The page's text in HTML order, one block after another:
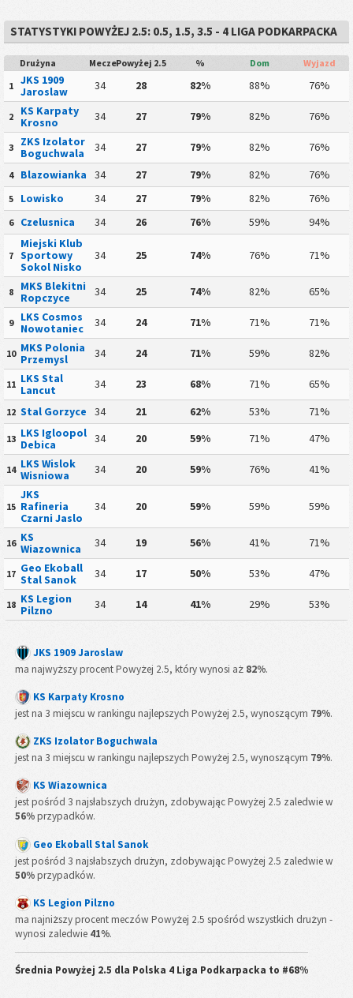
STATYSTYKI POWYŻEJ 2.5: 0.5, 1.5, 3.5 - 4 LIGA PODKARPACKA
Drużyna MeczePowyżej 2.5 % Dom
Wyjazd
1 JKS 1909
Jaroslaw
34 28 82% 88% 76%
2
KS Karpaty
Krosno
34 27 79% 82% 76%
3
ZKS Izolator
Boguchwala
34 27 79% 82% 76%
4 Blazowianka 34 27 79% 82% 76%
5 Lowisko 34 27 79% 82% 76%
6 Czelusnica 34 26 76% 59% 94%
7
Miejski Klub
Sportowy
Sokol Nisko
34 25 74% 76% 71%
8
MKS Blekitni
Ropczyce
34 25 74% 82% 65%
9
LKS Cosmos
Nowotaniec
34 24 71% 71% 71%
10 MKS Polonia
Przemysl
34 24 71% 59% 82%
11 LKS Stal
Lancut
34 23 68% 71% 65%
12 Stal Gorzyce 34 21 62% 53% 71%
13 LKS Igloopol
Debica
34 20 59% 71% 47%
14 LKS Wislok
Wisniowa
34 20 59% 76% 41%
15
JKS
Rafineria
Czarni Jaslo
34 20 59% 59% 59%
16 KS
Wiazownica
34 19 56% 41% 71%
17 Geo Ekoball
Stal Sanok
34 17 50% 53% 47%
18 KS Legion
Pilzno
34 14 41% 29% 53%
JKS 1909 Jaroslaw
ma najwyższy procent Powyżej 2.5, który wynosi aż 82%.
KS Karpaty Krosno
jest na 3 miejscu w rankingu najlepszych Powyżej 2.5, wynoszącym 79%.
ZKS Izolator Boguchwala
jest na 3 miejscu w rankingu najlepszych Powyżej 2.5, wynoszącym 79%.
KS Wiazownica
jest pośród 3 najsłabszych drużyn, zdobywając Powyżej 2.5 zaledwie w
56%przypadków.
Geo Ekoball Stal Sanok
jest pośród 3 najsłabszych drużyn, zdobywając Powyżej 2.5 zaledwie w
50%przypadków.
KS Legion Pilzno
ma najniższy procent meczów Powyżej 2.5 spośród wszystkich drużyn -
wynosi zaledwie 41%.
Średnia Powyżej 2.5 dla Polska 4 Liga Podkarpacka to #68%